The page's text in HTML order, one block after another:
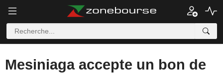
Mesiniaga accepte un bon de